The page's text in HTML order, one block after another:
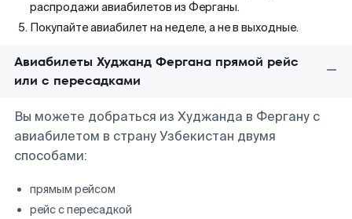
распродажи авиабилетов из Ферганы.
Покупайте авиабилет на неделе, а не в выходные.
Авиабилеты Худжанд Фергана прямой рейс
или с пересадками
Вы можете добраться из Худжанда в Фергану с
авиабилетом в страну Узбекистан двумя
способами:
прямым рейсом
рейс с пересадкой